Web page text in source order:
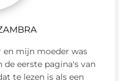
en mijn moeder was
eerste pagina's van
te lezen is als een